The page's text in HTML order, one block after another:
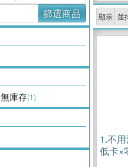
篩選商品
無庫存(1)
顯示
1.不
低卡×